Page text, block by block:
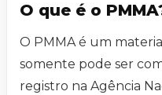
O que é o
O PMMA é um
somente pode ser
registro na Agência